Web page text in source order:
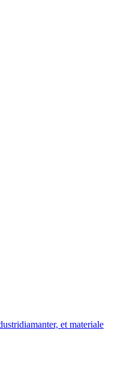
et materiale